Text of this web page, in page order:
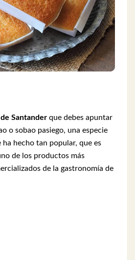
Santander que debes apuntar
o sobao pasiego, una especie
ha hecho tan popular, que es
de los productos más
de la gastronomía de